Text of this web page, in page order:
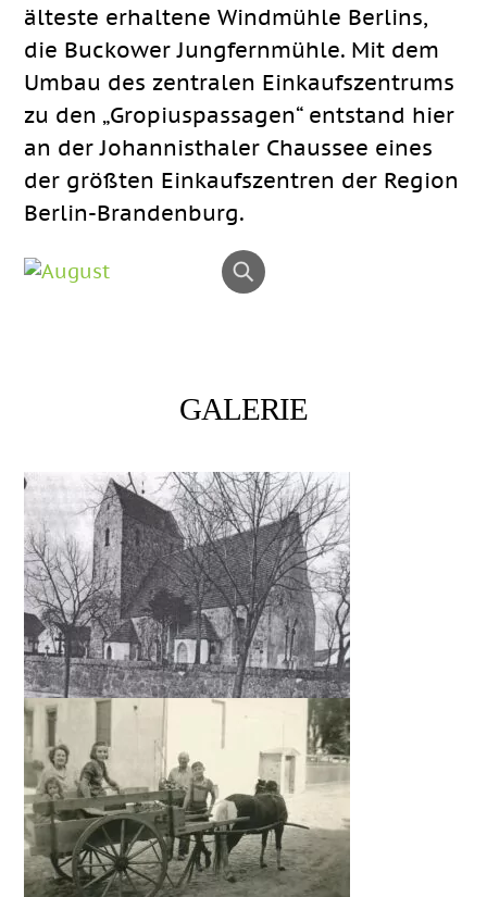
älteste erhaltene Windmühle Berlins,
die Buckower Jungfernmühle. Mit dem
Umbau des zentralen Einkaufszentrums
zu den „Gropiuspassagen“ entstand hier
an der Johannisthaler Chaussee eines
der größten Einkaufszentren der Region
Berlin-Brandenburg.
GALERIE